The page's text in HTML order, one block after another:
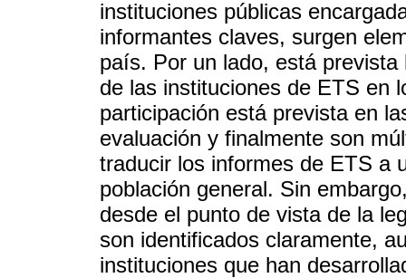
instituciones públicas
informantes claves, surgen
país. Por un lado, está
de las instituciones de ETS en
participación está prevista en
evaluación y finalmente son
traducir los informes de ETS a
población general. Sin
desde el punto de vista de la
son identificados claramente,
instituciones que han